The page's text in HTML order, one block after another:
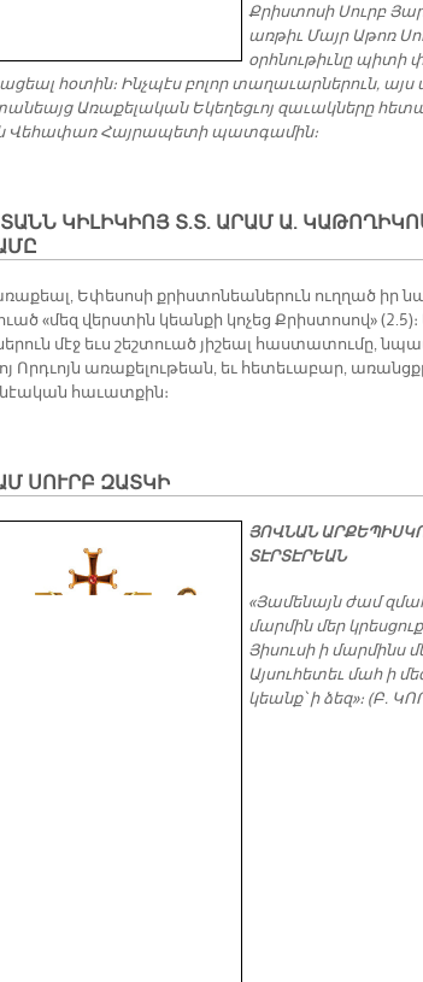
Քրիստոսի Սուրբ
առթիւ Մայր Աթոռ
օրհնութիւնը պիտի
հօտին։ Ինչպէս բոլոր տաղաւարներուն, այս
Առաքելական Եկեղեցւոյ զաւակները
Վեհափառ Հայրապետի պատգամին։
ԿԻԼԻԿԻՈՅ Տ.Տ. ԱՐԱՄ Ա.
Եփեսոսի քրիստոնեաներուն ուղղած իր
«մեզ վերստին կեանքի կոչեց Քրիստոսով»
մէջ եւս շեշտուած յիշեալ հաստատումը,
Որդւոյն առաքելութեան, եւ հետեւաբար,
հաւատքին։
ՍՈՒՐԲ ԶԱՏԿԻ
ՅՈՎՆԱՆ
ՏԷՐՏԷՐԵԱՆ
«Յամենայն ժամ
մարմին մեր
Յիսուսի ի մարմինս
Այսուհետեւ մահ ի
կեանք՝ ի ձեզ»։ (Բ.